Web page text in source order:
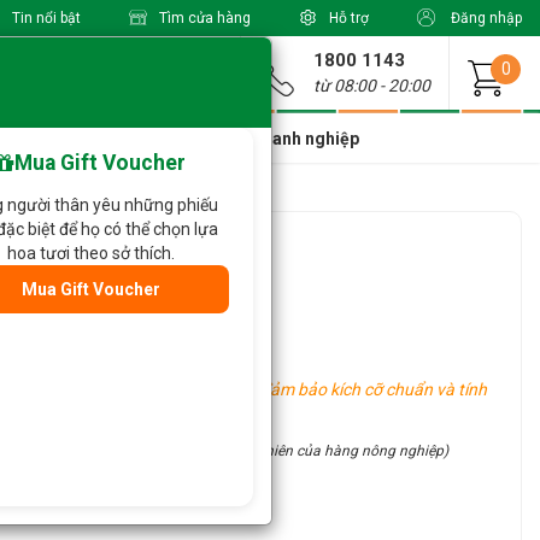
Tin nổi bật Tìm cửa hàng Hỗ trợ Đăng nhập
1800 1143
từ 08:00 - 20:00
0
Dành cho doanh nghiệp
vực khác nhau, tuy nhiên vẫn đảm bảo kích cỡ chuẩn và tính
(đặc điểm thủ công và tính chất tự nhiên của hàng nông nghiệp)
Mua Gift Voucher
người thân yêu những phiếu
biệt để họ có thể chọn lựa
hoa tươi theo sở thích.
Mua Gift Voucher